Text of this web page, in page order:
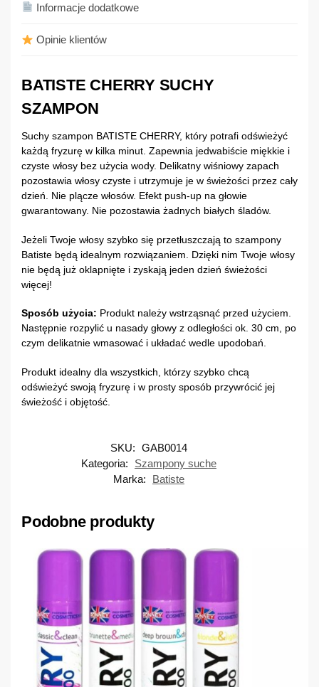
Informacje dodatkowe
Opinie klientów
BATISTE CHERRY SUCHY
SZAMPON
Suchy szampon BATISTE CHERRY, który potrafi odświeżyć
każdą fryzurę w kilka minut. Zapewnia jedwabiście miękkie i
czyste włosy bez użycia wody. Delikatny wiśniowy zapach
pozostawia włosy czyste i utrzymuje je w świeżości przez cały
dzień. Nie plącze włosów. Efekt push-up na głowie
gwarantowany. Nie pozostawia żadnych białych śladów.
Jeżeli Twoje włosy szybko się przetłuszczają to szampony
Batiste będą idealnym rozwiązaniem. Dzięki nim Twoje włosy
nie będą już oklapnięte i zyskają jeden dzień świeżości
więcej!
Sposób użycia: Produkt należy wstrząsnąć przed użyciem.
Następnie rozpylić u nasady głowy z odległości ok. 30 cm, po
czym delikatnie wmasować i układać wedle upodobań.
Produkt idealny dla wszystkich, którzy szybko chcą
odświeżyć swoją fryzurę i w prosty sposób przywrócić jej
świeżość i objętość.
SKU: GAB0014
Kategoria:
Szampony suche
Marka:
Batiste
Podobne produkty